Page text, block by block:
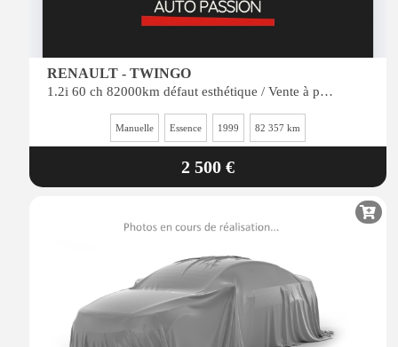
RENAULT - TWINGO
1.2i 60 ch 82000km défaut esthétique / Vente à pro ou personne peu regardante
Manuelle Essence 1999 82 357 km
2 500 €